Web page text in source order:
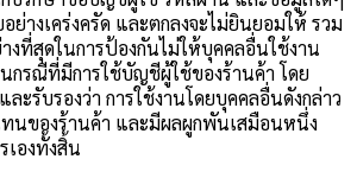
ย่างเคร่งครัด และตกลงจะไม่ยินยอมให้ รวม
งที่สุดในการป้องกันไม่ให้บุคคลอื่นใช้งาน
กรณีที่มีการใช้บัญชีผู้ใช้ของร้านค้า โดย
ะรับรองว่า การใช้งานโดยบุคคลอื่นดังกล่าว
นของร้านค้า และมีผลผูกพันเสมือนหนึ่ง
เองทั้งสิ้น